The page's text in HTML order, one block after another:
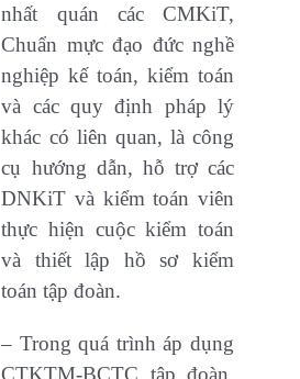
nhất quán các CMKiT,
Chuẩn mực đạo đức nghề
nghiệp kế toán, kiểm toán
và các quy định pháp lý
khác có liên quan, là công
cụ hướng dẫn, hỗ trợ các
DNKiT và kiểm toán viên
thực hiện cuộc kiểm toán
và thiết lập hồ sơ kiểm
toán tập đoàn.
– Trong quá trình áp dụng
CTKTM-BCTC tập đoàn,